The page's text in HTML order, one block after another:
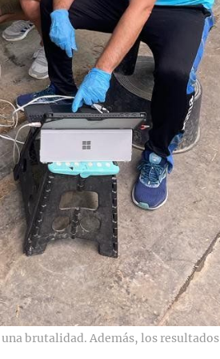
brutalidad. Además, los resultados